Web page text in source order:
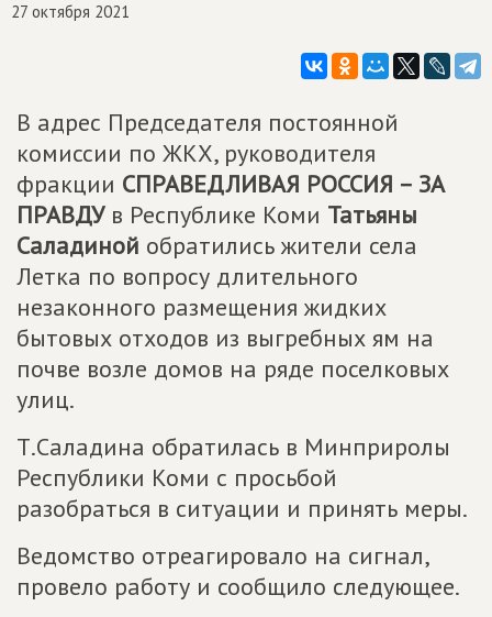
27 октября 2021
В адрес Председателя постоянной
комиссии по ЖКХ, руководителя
фракции СПРАВЕДЛИВАЯ РОССИЯ – ЗА
ПРАВДУв Республике Коми Татьяны
Саладиной обратились жители села
Летка по вопросу длительного
незаконного размещения жидких
бытовых отходов из выгребных ям на
почве возле домов на ряде поселковых
улиц.
Т.Саладина обратилась в Минприролы
Республики Коми с просьбой
разобраться в ситуации и принять меры.
Ведомство отреагировало на сигнал,
провело работу и сообщило следующее.